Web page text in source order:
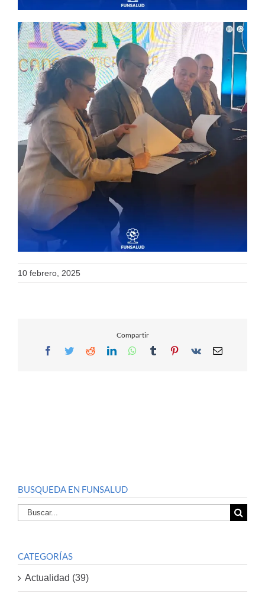
10 febrero, 2025
Compartir
Facebook
TwitterRedditLinkedInWhatsApp
TumblrPinterest
Vk Email
BUSQUEDA EN FUNSALUD
Buscar
por:
CATEGORÍAS
Actualidad (39)